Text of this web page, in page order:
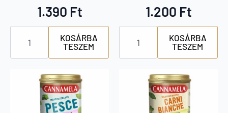
1.390 Ft
Toschi
csokoládé
fagyihoz,
mennyiség
KOSÁRBA
TESZEM
1.200 Ft
Cannamela
fűszersó
salátákhoz
és
mennyiség
KOSÁRBA
TESZEM